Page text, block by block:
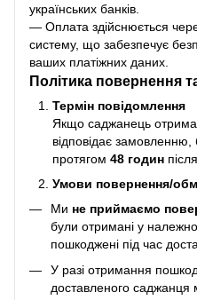
українських банків.
— Оплата здійснюється
систему, що забезпечує
ваших платіжних даних.
Політика повернення
Термін повідомлення
Якщо саджанець
відповідає
протягом 48 годин
Умови повернення/
Ми не приймаємо
були отримані у
пошкоджені під час
У разі отримання
доставленого саджанця